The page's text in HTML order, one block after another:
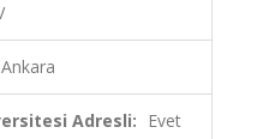
Ankara
Adresli: Evet